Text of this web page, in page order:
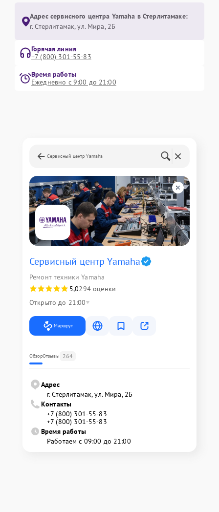
Адрес сервисного центра Yamaha в Стерлитамаке:
г. Стерлитамак, ул. Мира, 2Б
Горячая линия
+7 (800) 301-55-83
Время работы
Ежедневно с 9:00 до 21:00
Сервисный центр Yamaha
Сервисный центр Yamaha
Ремонт техники Yamaha
5,0294 оценки
Открыто до 21:00
Маршрут
ОбзорОтзывы 264
Адрес
г. Стерлитамак, ул. Мира, 2Б
Контакты
+7 (800) 301-55-83
+7 (800) 301-55-83
Время работы
Работаем с 09:00 до 21:00